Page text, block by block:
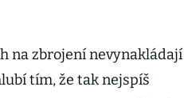
na zbrojení nevynakládají
tím, že tak nejspíš